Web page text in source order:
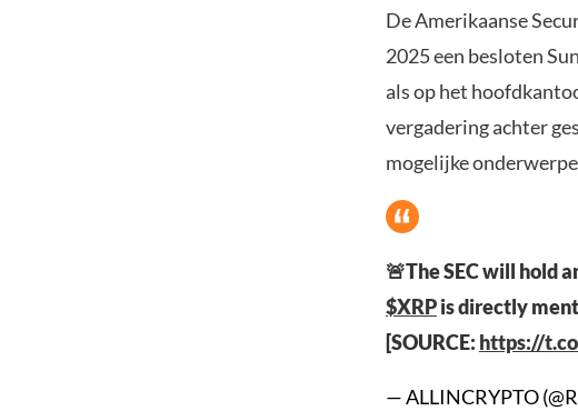
De Amerikaanse
2025 een besloten
als op het
vergadering achter
mogelijke
🚨The SEC will hold
$XRPis directly
[SOURCE: https://
— ALLINCRYPTO